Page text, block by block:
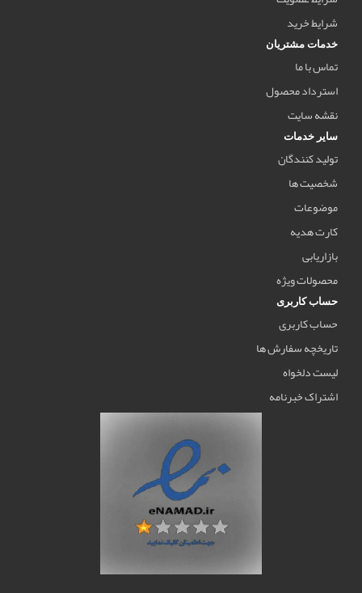
شرایط خرید
خدمات مشتریان
تماس با ما
استرداد محصول
نقشه سایت
سایر خدمات
تولید کنندگان
شخصیت ها
موضوعات
کارت هدیه
بازاریابی
محصولات ویژه
حساب کاربری
حساب کاربری
تاریخچه سفارش ها
لیست دلخواه
اشتراک خبرنامه